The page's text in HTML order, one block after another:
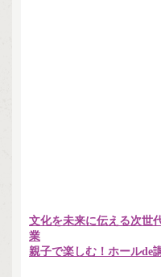
文化を未来に伝える次世
業
親子で楽しむ！ホールde